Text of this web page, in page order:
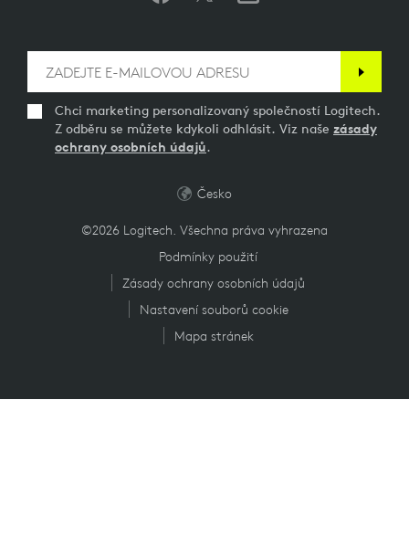
Chci marketing personalizovaný společností Logitech.
Z odběru se můžete kdykoli odhlásit. Viz naše zásady
ochrany osobních údajů.
©2026 Logitech. Všechna práva vyhrazena
Podmínky použití
Zásady ochrany osobních údajů
Nastavení souborů cookie
Mapa stránek
Česko